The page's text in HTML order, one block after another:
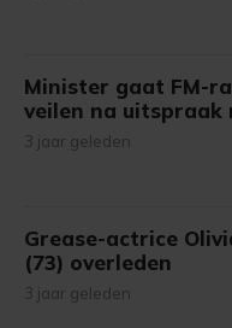
Minister gaat FM-
veilen na uitspraak
3 jaar geleden
Grease-actrice
(73) overleden
3 jaar geleden